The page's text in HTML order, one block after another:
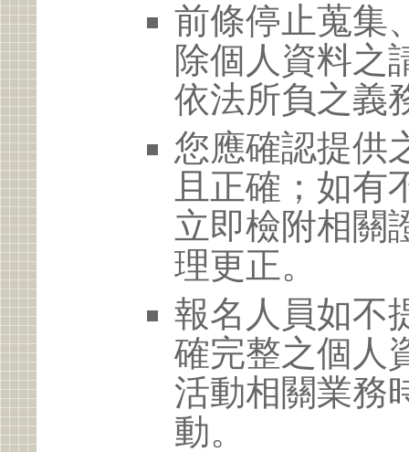
前條停止蒐集
除個人資料之
依法所負之義
您應確認提供
且正確；如有
立即檢附相關
理更正。
報名人員如不
確完整之個人
活動相關業務
動。